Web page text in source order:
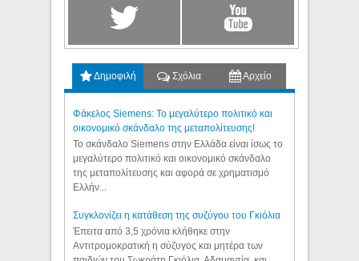
Δημοφιλή Σχόλια Αρχείο
Φάκελος Siemens: Το μεγαλύτερο πολιτικό και
οικονομικό σκάνδαλο της μεταπολίτευσης!
Το σκάνδαλο Siemens στην Ελλάδα είναι ίσως το
μεγαλύτερο πολιτικό και οικονομικό σκάνδαλο
της μεταπολίτευσης και αφορά σε χρηματισμό
Ελλήν...
Συγκλονίζει η κατάθεση της συζύγου του Γκιόλια
Έπειτα από 3,5 χρόνια κλήθηκε στην
Αντιτρομοκρατική η σύζυγος και μητέρα των